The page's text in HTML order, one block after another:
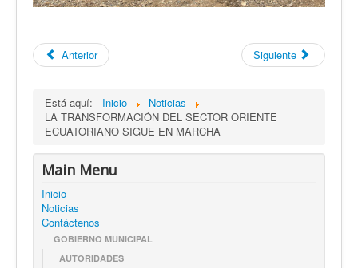
Anterior Siguiente
Está aquí: Inicio
Noticias
LA TRANSFORMACIÓN DEL SECTOR ORIENTE
ECUATORIANO SIGUE EN MARCHA
Main Menu
Inicio
Noticias
Contáctenos
GOBIERNO MUNICIPAL
AUTORIDADES